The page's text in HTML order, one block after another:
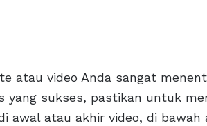
atau video Anda sangat
yang sukses, pastikan untuk
awal atau akhir video, di bawah